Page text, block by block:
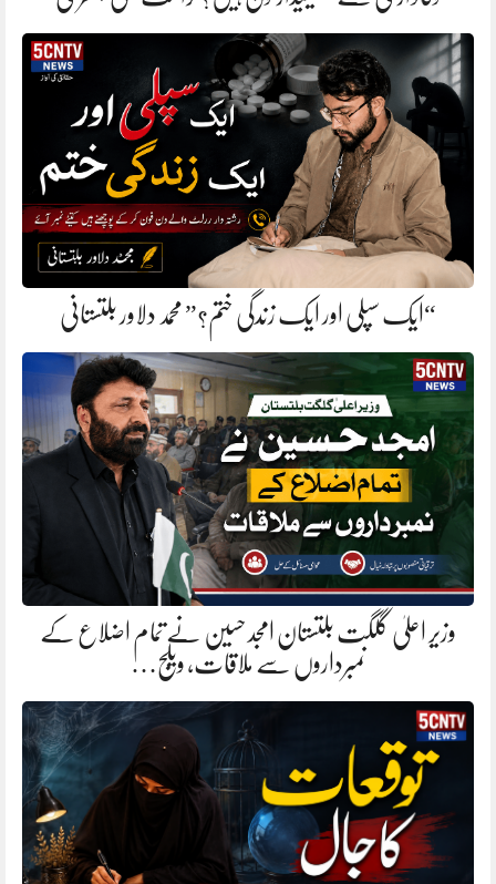
“ایک سپلی اور ایک زندگی ختم؟” محمد دلاور بلتستانی
وزیر اعلیٰ گلگت بلتستان امجد حسین نے تمام اضلاع کے
نمبرداروں سے ملاقات، ویلج…